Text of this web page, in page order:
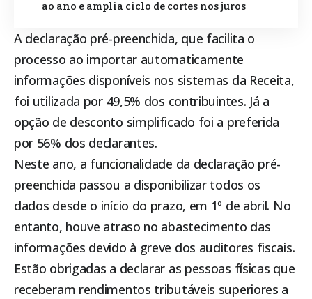
ao ano e amplia ciclo de cortes nos juros
A declaração pré-preenchida, que facilita o
processo ao importar automaticamente
informações disponíveis nos sistemas da Receita,
foi utilizada por 49,5% dos contribuintes. Já a
opção de desconto simplificado foi a preferida
por 56% dos declarantes.
Neste ano, a funcionalidade da declaração pré-
preenchida passou a disponibilizar todos os
dados desde o início do prazo, em 1º de abril. No
entanto, houve atraso no abastecimento das
informações devido à greve dos auditores fiscais.
Estão obrigadas a declarar as pessoas físicas que
receberam rendimentos tributáveis superiores a